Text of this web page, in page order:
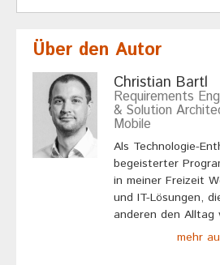
Über den Autor
Christian Bartl
Requirements
& Solution
Mobile
Als Technologie-
begeisterter
in meiner Freizeit
und IT-Lösungen,
anderen den Alltag
mehr